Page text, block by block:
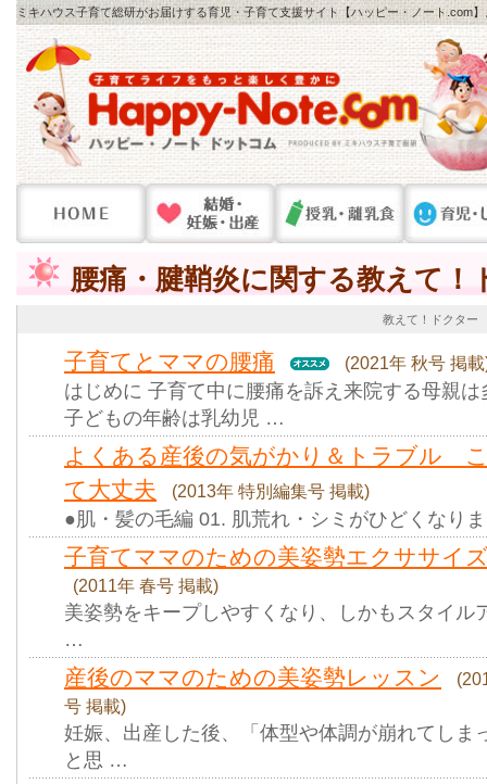
ミキハウス子育て総研がお届けする育児・子育て支援サイト【ハッピー・ノート
腰痛・腱鞘炎に関する教えて！
教えて！ドクター
子育てとママの腰痛 (2021年 秋号 掲
はじめに 子育て中に腰痛を訴え来院する母親は
子どもの年齢は乳幼児 …
よくある産後の気がかり＆トラブル
て大丈夫
(2013年 特別編集号 掲載)
●肌・髪の毛編 01. 肌荒れ・シミがひどくなり
子育てママのための美姿勢エクササイ
(2011年 春号 掲載)
美姿勢をキープしやすくなり、しかもスタイル
…
産後のママのための美姿勢レッスン
号 掲載)
妊娠、出産した後、「体型や体調が崩れてしま
と思 …